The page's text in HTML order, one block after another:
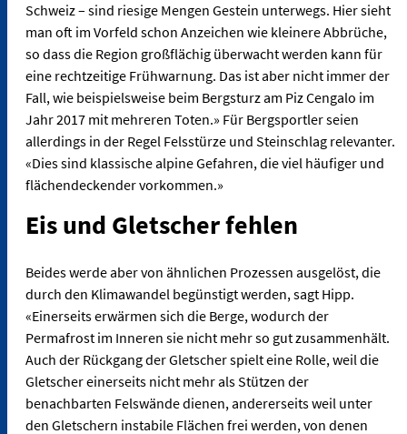
Schweiz – sind riesige Mengen Gestein unterwegs. Hier sieht
man oft im Vorfeld schon Anzeichen wie kleinere Abbrüche,
so dass die Region großflächig überwacht werden kann für
eine rechtzeitige Frühwarnung. Das ist aber nicht immer der
Fall, wie beispielsweise beim Bergsturz am Piz Cengalo im
Jahr 2017 mit mehreren Toten.» Für Bergsportler seien
allerdings in der Regel Felsstürze und Steinschlag relevanter.
«Dies sind klassische alpine Gefahren, die viel häufiger und
flächendeckender vorkommen.»
Eis und Gletscher fehlen
Beides werde aber von ähnlichen Prozessen ausgelöst, die
durch den Klimawandel begünstigt werden, sagt Hipp.
«Einerseits erwärmen sich die Berge, wodurch der
Permafrost im Inneren sie nicht mehr so gut zusammenhält.
Auch der Rückgang der Gletscher spielt eine Rolle, weil die
Gletscher einerseits nicht mehr als Stützen der
benachbarten Felswände dienen, andererseits weil unter
den Gletschern instabile Flächen frei werden, von denen